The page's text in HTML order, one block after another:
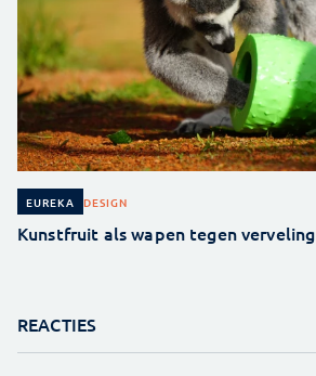
EUREKA DESIGN
Kunstfruit als wapen tegen verveling
REACTIES